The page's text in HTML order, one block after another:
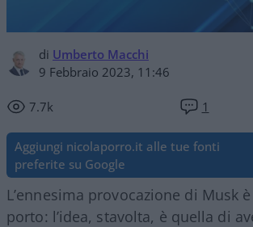
di Umberto Macchi
9 Febbraio 2023, 11:46
7.7k 1
Aggiungi nicolaporro.it alle tue fonti
preferite su Google
L’ennesima provocazione di Musk
porto: l’idea, stavolta, è quella di